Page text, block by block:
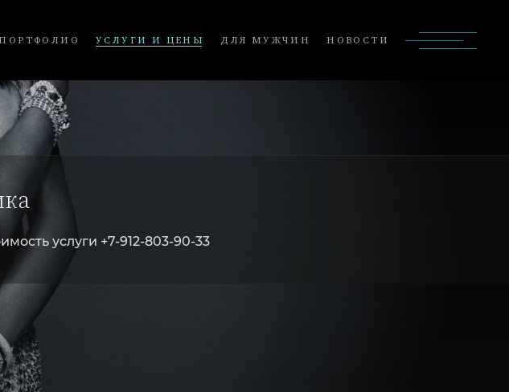
ПОРТФОЛИО УСЛУГИ И ЦЕНЫ ДЛЯ МУЖЧИН НОВОСТИ
услуги +7-912-803-90-33